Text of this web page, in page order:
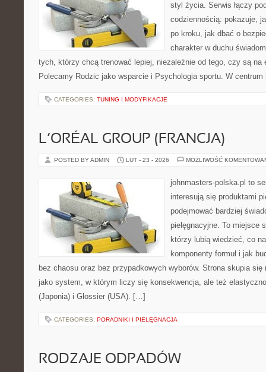
styl życia. Serwis łączy
codziennością: pokazuje,
po kroku, jak dbać o
charakter w duchu
tych, którzy chcą trenować lepiej, niezależnie od tego, czy są na
Polecamy Rodzic jako wsparcie i Psychologia sportu. W
CATEGORIES: TUNING I MODYFIKACJE
L’ORÉAL GROUP (FRANCJA)
POSTED BY ADMIN LUT - 23 - 2026 MOŻLIWOŚĆ
johnmasters-polska.pl to
interesują się produktami
podejmować bardziej
pielęgnacyjne. To miejsce
którzy lubią wiedzieć, co
komponenty formuł i jak
bez chaosu oraz bez przypadkowych wyborów. Strona skupia się
jako system, w którym liczy się konsekwencja, ale też
(Japonia) i Glossier (USA). […]
CATEGORIES: PORADNIKI I PIELĘGNACJA
RODZAJE ODPADÓW